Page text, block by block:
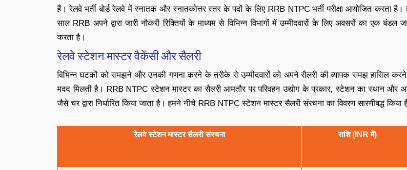
हैं। रेलवे भर्ती बोर्ड रेलवे में स्नातक और स्नातकोत्तर स्तर के पदों के लिए RRB NTPC भर्ती परीक्षा आयोजित करता है।
साल RRB अपने द्वारा जारी नौकरी रिक्तियों के माध्यम से विभिन्न विभागों में उम्मीदवारों के लिए अवसरों का एक बंडल
करता है।
रेलवे स्टेशन मास्टर वैकेंसी और सैलरी
विभिन्न घटकों को समझने और उनकी गणना करने के तरीके से उम्मीदवारों को अपने सैलरी की व्यापक समझ हासिल
मदद मिलती है। RRB NTPC स्टेशन मास्टर का सैलरी आमतौर पर परिवहन उद्योग के प्रकार, स्टेशन का स्थान और
जैसे चर द्वारा निर्धारित किया जाता है। हमने नीचे RRB NTPC स्टेशन मास्टर सैलरी संरचना का विवरण सारणीबद्ध किया
रेलवे स्टेशन मास्टर सैलरी संरचना राशि (INR में)